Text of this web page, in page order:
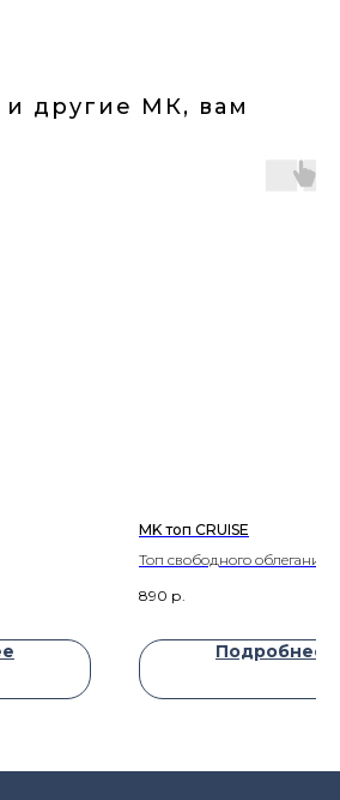
другие МК, вам
MK топ CRUISE
Топ свободного облегания,
,890 р.
Подробнее